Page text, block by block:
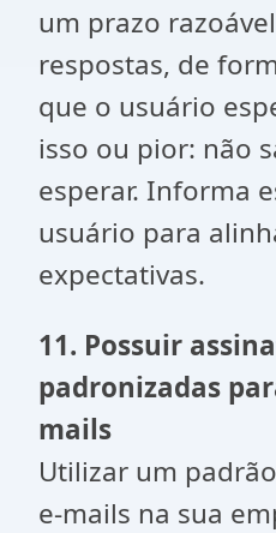
um prazo
respostas, de
que o usuário
isso ou pior: não
esperar. Informa
usuário para
expectativas.
11. Possuir
padronizadas
mails
Utilizar um
e-mails na sua